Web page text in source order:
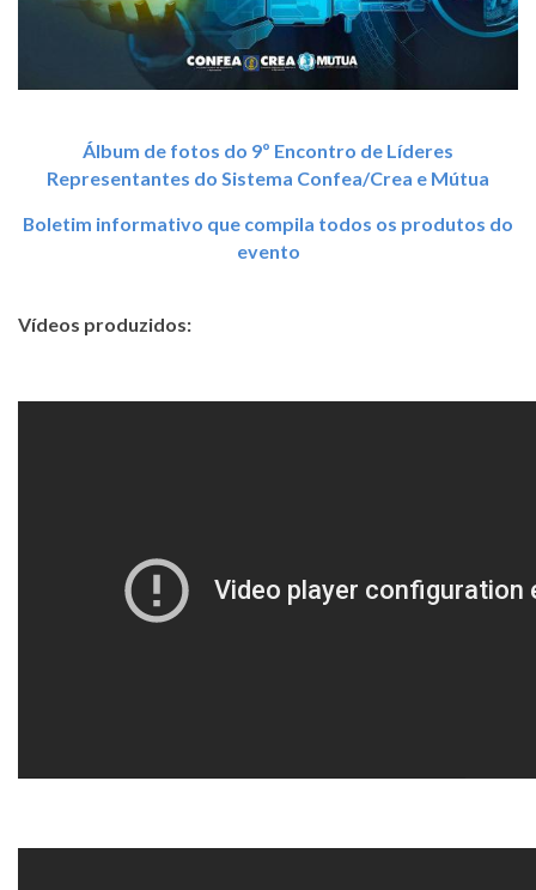
Álbum de fotos do 9º Encontro de Líderes
Representantes do Sistema Confea/Crea e Mútua
Boletim informativo que compila todos os produtos do
evento
Vídeos produzidos: